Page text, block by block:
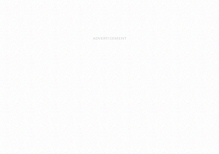
ADVERTISEMENT